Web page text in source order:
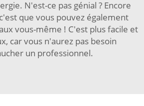
N'est-ce pas génial ? Encore
que vous pouvez également
vous-même ! C'est plus facile et
car vous n'aurez pas besoin
un professionnel.